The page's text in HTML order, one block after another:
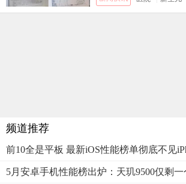
频道推荐
前10全是平板 最新iOS性能榜单彻底不见
5月安卓手机性能榜出炉：天玑9500仅剩一